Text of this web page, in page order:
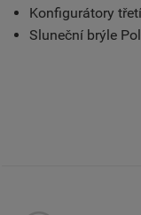
Konfigurátory
Sluneční brýle